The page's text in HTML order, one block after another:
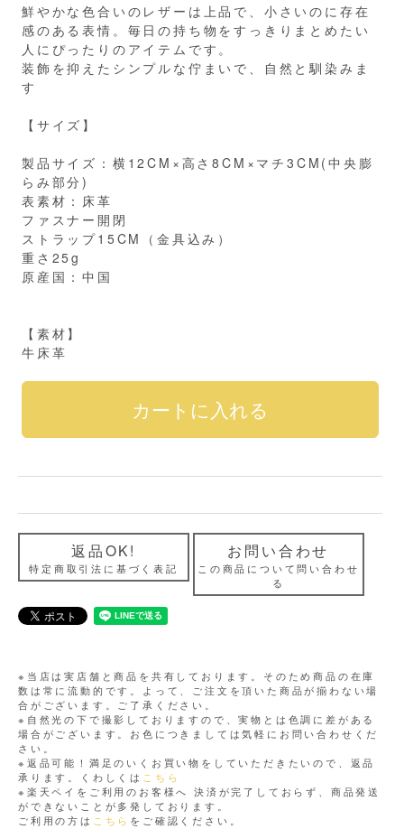
鮮やかな色合いのレザーは上品で、小さいのに存在
感のある表情。毎日の持ち物をすっきりまとめたい
人にぴったりのアイテムです。
装飾を抑えたシンプルな佇まいで、自然と馴染みま
す
【サイズ】
製品サイズ：横12CM×高さ8CM×マチ3CM(中央膨
らみ部分)
表素材：床革
ファスナー開閉
ストラップ15CM（金具込み）
重さ25g
原産国：中国
【素材】
牛床革
返品OK!
特定商取引法に基づく表記
お問い合わせ
この商品について問い合わせ
る
※当店は実店舗と商品を共有しております。そのため商品の在庫
数は常に流動的です。よって、ご注文を頂いた商品が揃わない場
合がございます。ご了承ください。
※自然光の下で撮影しておりますので、実物とは色調に差がある
場合がございます。お色につきましては気軽にお問い合わせくだ
さい。
※返品可能！満足のいくお買い物をしていただきたいので、返品
承ります。くわしくは こちら
※楽天ペイをご利用のお客様へ 決済が完了しておらず、商品発送
ができないことが多発しております。
ご利用の方は こちら をご確認ください。